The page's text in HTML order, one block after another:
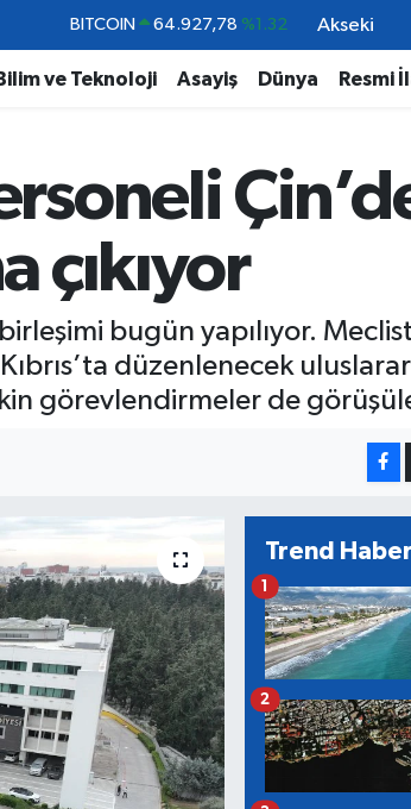
DOLAR 47,5894 %0.08
EURO 55,0398 %-0.02
BİST100 13.703
BITCOIN
Akseki
ve Teknoloji Asayiş Dünya Resmi
çıkıyor
bugün yapılıyor.
düzenlenecek
görevlendirmeler de
Trend
1
2